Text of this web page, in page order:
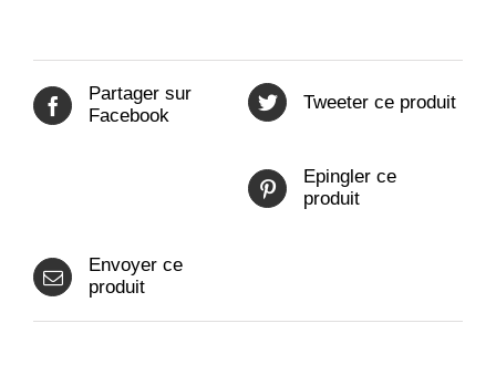
Partager sur
Facebook
Tweeter ce produit
Epingler ce
produit
Envoyer ce
produit